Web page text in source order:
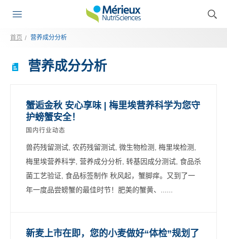
首页 营养成分分析
营养成分分析
蟹逅金秋 安心享味 | 梅里埃营养科学为您守
护螃蟹安全！
国内行业动态
兽药残留测试, 农药残留测试, 微生物检测, 梅里埃检测,
梅里埃营养科学, 营养成分分析, 转基因成分测试, 食品杀
菌工艺验证, 食品标签制作 秋风起，蟹脚痒。又到了一
年一度品尝螃蟹的最佳时节！肥美的蟹黄、......
新麦上市在即，您的小麦做好“体检”规划了